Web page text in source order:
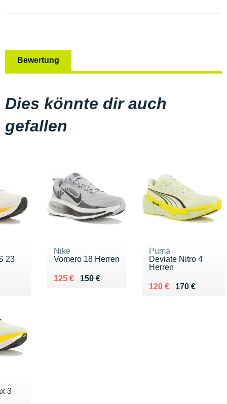
Bewertung
Dies könnte dir auch
gefallen
23
Nike
Vomero 18 Herren
150 €
Au lieu de 150 €
125 €
Vendu 125 €
Puma
Deviate Nitro 4
Herren
170 €
Au lieu de 170 €
120 €
Vendu 120 €
3